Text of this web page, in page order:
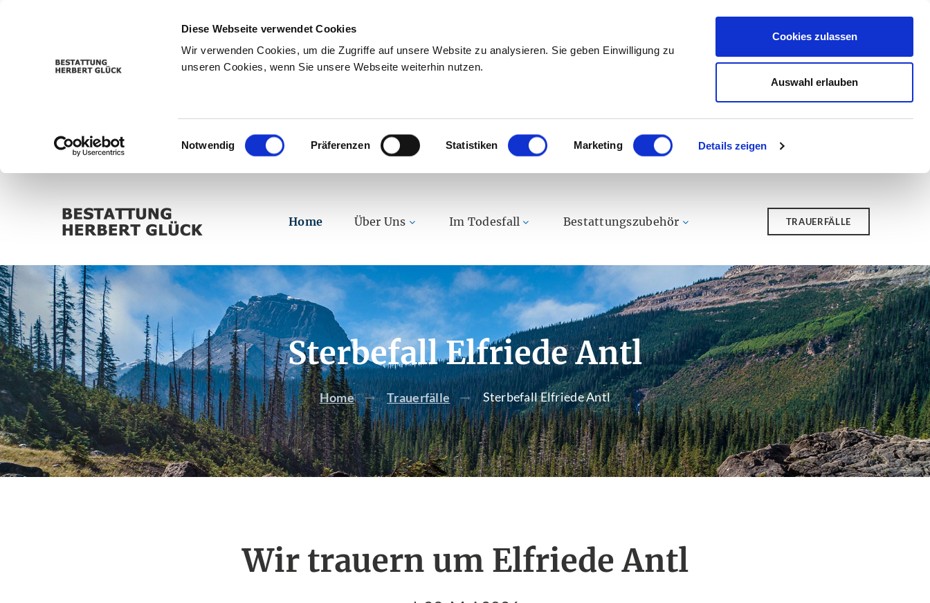
Diese Webseite verwendet Cookies
Wir verwenden Cookies, um die Zugriffe auf unsere Website zu analysieren. Sie geben Einwilligung zu
unseren Cookies, wenn Sie unsere Webseite weiterhin nutzen.
Einwilligungsauswahl
Notwendig Präferenzen Statistiken Marketing Details zeigen
Cookies zulassen
Auswahl erlauben
Home Über Uns Im Todesfall Bestattungszubehör TRAUERFÄLLE
Sterbefall Elfriede Antl
Home Trauerfälle Sterbefall Elfriede Antl
Wir trauern um Elfriede Antl